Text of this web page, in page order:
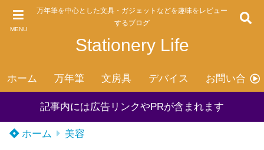
MENU
万年筆を中心とした文具・ガジェットなどを趣味をレビュー
するブログ
Stationery Life
ホーム 万年筆 文房具 デバイス お問い合わ
記事内には広告リンクやPRが含まれます
ホーム 美容